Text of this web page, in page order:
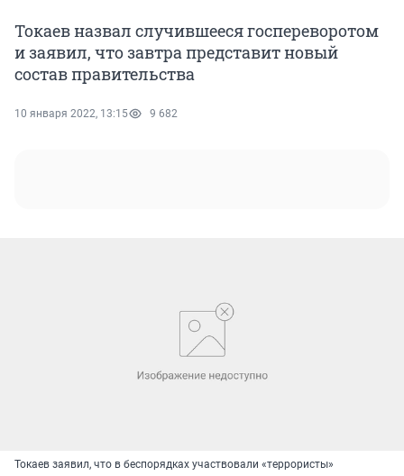
Токаев назвал случившееся госпереворотом
и заявил, что завтра представит новый
состав правительства
10 января 2022, 13:15 9 682
Токаев заявил, что в беспорядках участвовали «террористы»